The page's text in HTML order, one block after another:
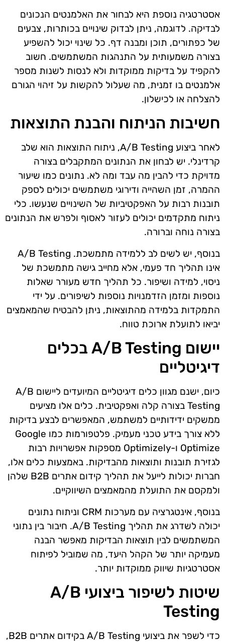
אסטרטגיה נוספת היא לבחור את האלמנטים הנכונים
לבדיקה. לדוגמה, ניתן לבדוק שינויים בכותרות, צבעים
של כפתורים, תוכן ומבנה דף. כל שינוי יכול להשפיע
בצורה משמעותית על התנהגות המשתמשים. חשוב
להקפיד על בדיקות ממוקדות ולא לנסות לשנות מספר
אלמנטים בו זמנית, מה שעלול להקשות על זיהוי הגורם
להצלחה או לכישלון.
חשיבות הניתוח והבנת התוצאות
לאחר ביצוע A/B Testing, ניתוח התוצאות הוא שלב
קרדינלי. יש לבחון את הנתונים המתקבלים בצורה
מדויקת כדי להבין מה עבד ומה לא. נתונים כמו שיעור
ההמרה, זמן השהייה ודירוגי משתמשים יכולים לספק
תובנות רבות על האפקטיביות של השינויים שנעשו. כלי
ניתוח מתקדמים יכולים לעזור לאסוף ולפרש את הנתונים
בצורה נוחה וברורה.
בנוסף, יש לשים לב ללמידה מתמשכת. A/B Testing
אינו תהליך חד פעמי, אלא מחייב גישה מתמשכת של
ניסוי, למידה ושיפור. כל תהליך חדש מעורר שאלות
נוספות ומזמן הזדמנויות נוספות לשיפורים. על ידי
התמקדות בלמידה מהתוצאות, ניתן להבטיח שהמאמצים
יביאו לתועלת ארוכת טווח.
יישום A/B Testing בכלים
דיגיטליים
כיום, ישנם מגוון כלים דיגיטליים המיועדים ליישום A/B
Testing בצורה קלה ואפקטיבית. כלים אלו מציעים
ממשקים ידידותיים למשתמש, המאפשרים לבצע בדיקות
ללא צורך בידע טכני מעמיק. פלטפורמות כמו Google
Optimize ו-Optimizely מספקות אפשרויות רבות
לגזירת תובנות ותוצאות מהבדיקות. באמצעות כלים אלו,
חברות יכולות לייעל את תהליך קידום אתרים B2B שלהן
ולמקסם את התועלת מהמאמצים השיווקיים.
בנוסף, אינטגרציה עם מערכות CRM וניתוח נתונים
יכולה לשדרג את תהליך A/B Testing. חיבור בין נתוני
המשתמשים לבין תוצאות הבדיקות מאפשר הבנה
מעמיקה יותר של הקהל היעד, מה שמוביל לפיתוח
אסטרטגיות שיווק ממוקדות יותר.
שיטות לשיפור ביצועי A/B
Testing
כדי לשפר את ביצועי A/B Testing בקידום אתרים B2B,